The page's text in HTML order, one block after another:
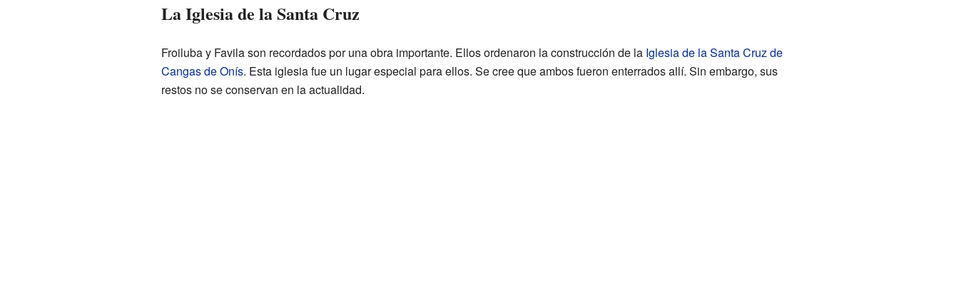
La Iglesia de la Santa Cruz
Froiluba y Favila son recordados por una obra importante. Ellos ordenaron la construcción de la Iglesia de la Santa Cruz de
Cangas de Onís. Esta iglesia fue un lugar especial para ellos. Se cree que ambos fueron enterrados allí. Sin embargo, sus
restos no se conservan en la actualidad.